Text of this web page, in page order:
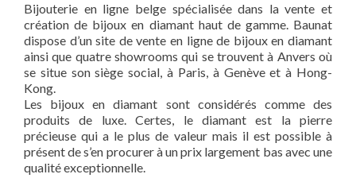
Bijouterie en ligne belge spécialisée dans la vente et
création de bijoux en diamant haut de gamme. Baunat
dispose d’un site de vente en ligne de bijoux en diamant
ainsi que quatre showrooms qui se trouvent à Anvers où
se situe son siège social, à Paris, à Genève et à Hong-
Kong.
Les bijoux en diamant sont considérés comme des
produits de luxe. Certes, le diamant est la pierre
précieuse qui a le plus de valeur mais il est possible à
présent de s’en procurer à un prix largement bas avec une
qualité exceptionnelle.